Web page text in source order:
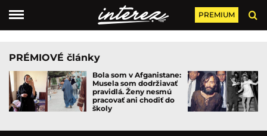
PREMIUM
PRÉMIOVÉ články
Bola som v Afganistane:
Musela som dodržiavať
pravidlá. Ženy nesmú
pracovať ani chodiť do
školy